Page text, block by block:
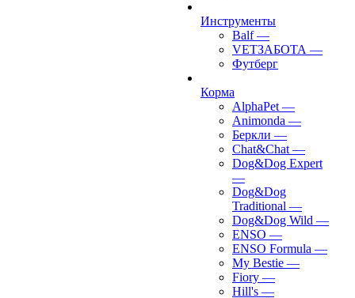
Инструменты
Balf —
VETЗАБОТА —
Футберг
Корма
AlphaPet —
Animonda —
Беркли —
Chat&Chat —
Dog&Dog Expert
—
Dog&Dog
Traditional —
Dog&Dog Wild —
ENSO —
ENSO Formula —
My Bestie —
Fiory —
Hill's —